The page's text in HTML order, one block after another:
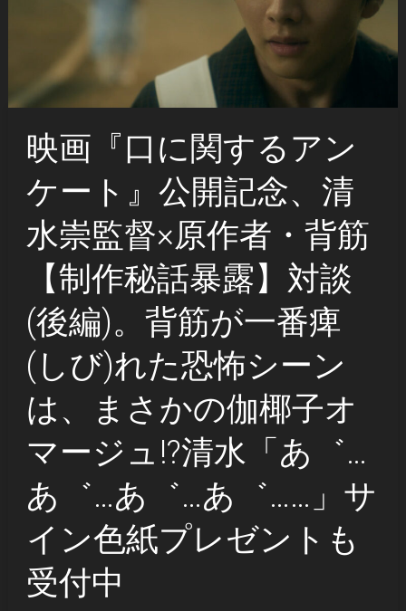
映画『口に関するアン
ケート』公開記念、清
水崇監督×原作者・背筋
【制作秘話暴露】対談
(後編)。背筋が一番痺
(しび)れた恐怖シーン
は、まさかの伽椰子オ
マージュ!?清水「あ゛…
あ゛…あ゛…あ゛……」サ
イン色紙プレゼントも
受付中